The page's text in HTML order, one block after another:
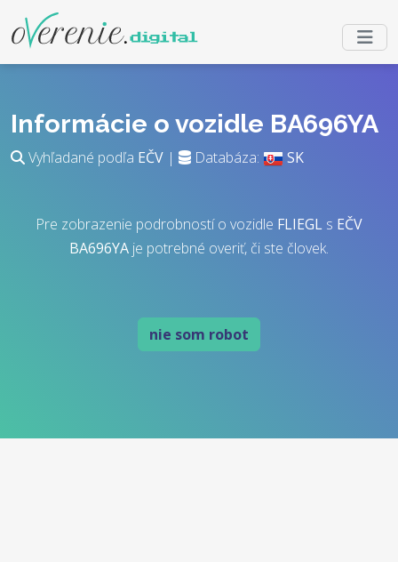
Informácie o vozidle BA696YA
Vyhľadané podľa EČV | Databáza: SK
Pre zobrazenie podrobností o vozidle FLIEGL s EČV
BA696YA je potrebné overiť, či ste človek.
nie som robot